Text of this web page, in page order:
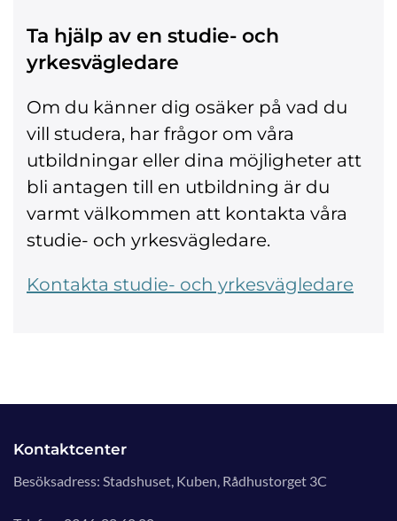
Ta hjälp av en studie- och
yrkesvägledare
Om du känner dig osäker på vad du
vill studera, har frågor om våra
utbildningar eller dina möjligheter att
bli antagen till en utbildning är du
varmt välkommen att kontakta våra
studie- och yrkesvägledare.
Kontakta studie- och yrkesvägledare
Kontaktcenter
Besöksadress: Stadshuset, Kuben, Rådhustorget 3C